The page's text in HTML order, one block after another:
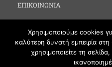
ΕΠΙΚΟΙΝΩΝΙΑ
Χρησιμοποιούμε cookies
καλύτερη δυνατή εμπειρία
χρησιμοποιείτε τη